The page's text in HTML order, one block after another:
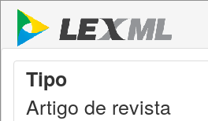
Tipo
Artigo de revista